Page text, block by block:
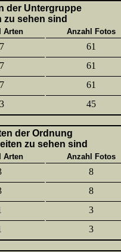
der Untergruppe
zu sehen sind
Arten
Anzahl Fotos
61
61
61
45
der Ordnung
zu sehen sind
Arten
Anzahl Fotos
8
8
3
3